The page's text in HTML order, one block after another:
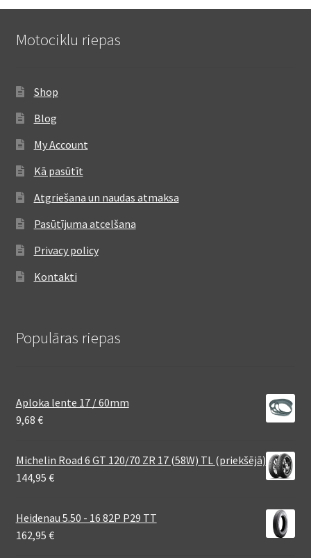
Motociklu riepas
Shop
Blog
My Account
Kā pasūtīt
Atgriešana un naudas atmaksa
Pasūtījuma atcelšana
Privacy policy
Kontakti
Populāras riepas
Aploka lente 17 / 60mm
9,68 €
Michelin Road 6 GT 120/70 ZR 17 (58W) TL (priekšējā)
144,95 €
Heidenau 5.50 - 16 82P P29 TT
162,95 €